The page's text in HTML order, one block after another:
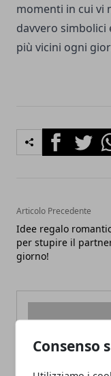
Consenso
momenti in cui vi
davvero
più vicini ogni
FacebookTwitter
Articolo Precedente
Idee regalo
per stupire il
giorno!